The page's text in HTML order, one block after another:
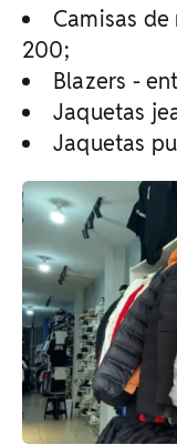
Camisas
200;
Blazers -
Jaquetas
Jaquetas